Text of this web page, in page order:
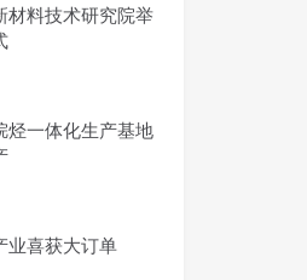
材料技术研究院举
烃一体化生产基地
业喜获大订单